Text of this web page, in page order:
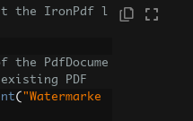
the IronPdf l
PdfDocume
PDF
( "Watermarke